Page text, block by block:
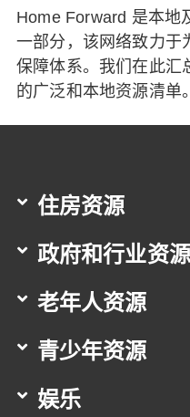
Home Forward 是本地
一部分，该网络致力于
保障体系。我们在此汇
的广泛和本地资源清单。
住房资源
政府和行业资源
老年人资源
青少年资源
娱乐